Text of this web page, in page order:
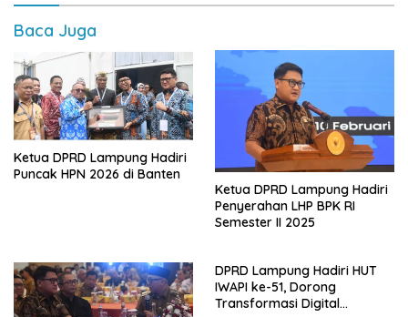
Baca Juga
Ketua DPRD Lampung Hadiri
Puncak HPN 2026 di Banten
Ketua DPRD Lampung Hadiri
Penyerahan LHP BPK RI
Semester II 2025
DPRD Lampung Hadiri HUT
IWAPI ke-51, Dorong
Transformasi Digital